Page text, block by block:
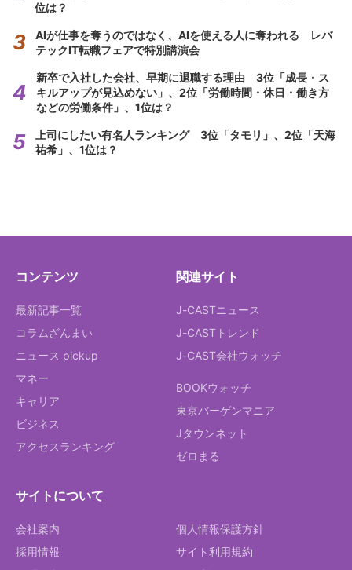
位は？
AIが仕事を奪うのではなく、AIを使える人に奪われる レバ
テックIT転職フェアで特別講演会
新卒で入社した会社、早期に退職する理由 3位「成長・ス
キルアップが見込めない」、2位「労働時間・休日・働き方
などの労働条件」、1位は？
上司にしたい有名人ランキング 3位「タモリ」、2位「天海
祐希」、1位は？
コンテンツ
最新記事一覧
コラムざんまい
ニュース pickup
マネー
キャリア
ビジネス
アクセスランキング
関連サイト
J-CASTニュース
J-CASTトレンド
J-CAST会社ウォッチ
BOOKウォッチ
東京バーゲンマニア
Jタウンネット
ゼロまる
サイトについて
会社案内
採用情報
個人情報保護方針
サイト利用規約